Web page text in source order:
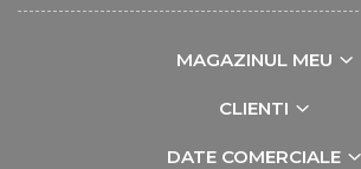
MAGAZINUL MEU
CLIENTI
DATE COMERCIALE